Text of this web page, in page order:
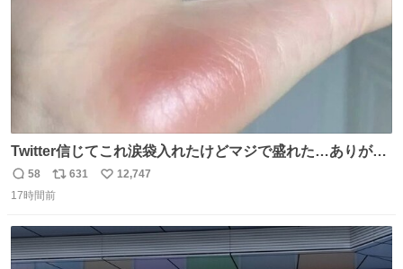
Twitter信じてこれ涙袋入れたけどマジで盛れた…ありがと
う…
返
信
58
リ
ポ
ト
数
631
い
数
12,747
17時間前